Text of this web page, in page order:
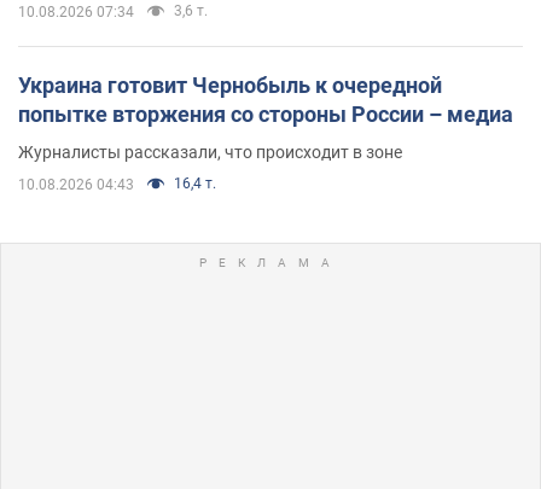
10.08.2026 07:34 3,6 т.
Украина готовит Чернобыль к очередной
попытке вторжения со стороны России – медиа
Журналисты рассказали, что происходит в зоне
10.08.2026 04:43 16,4 т.